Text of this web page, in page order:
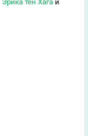
Эрика тен Хага и